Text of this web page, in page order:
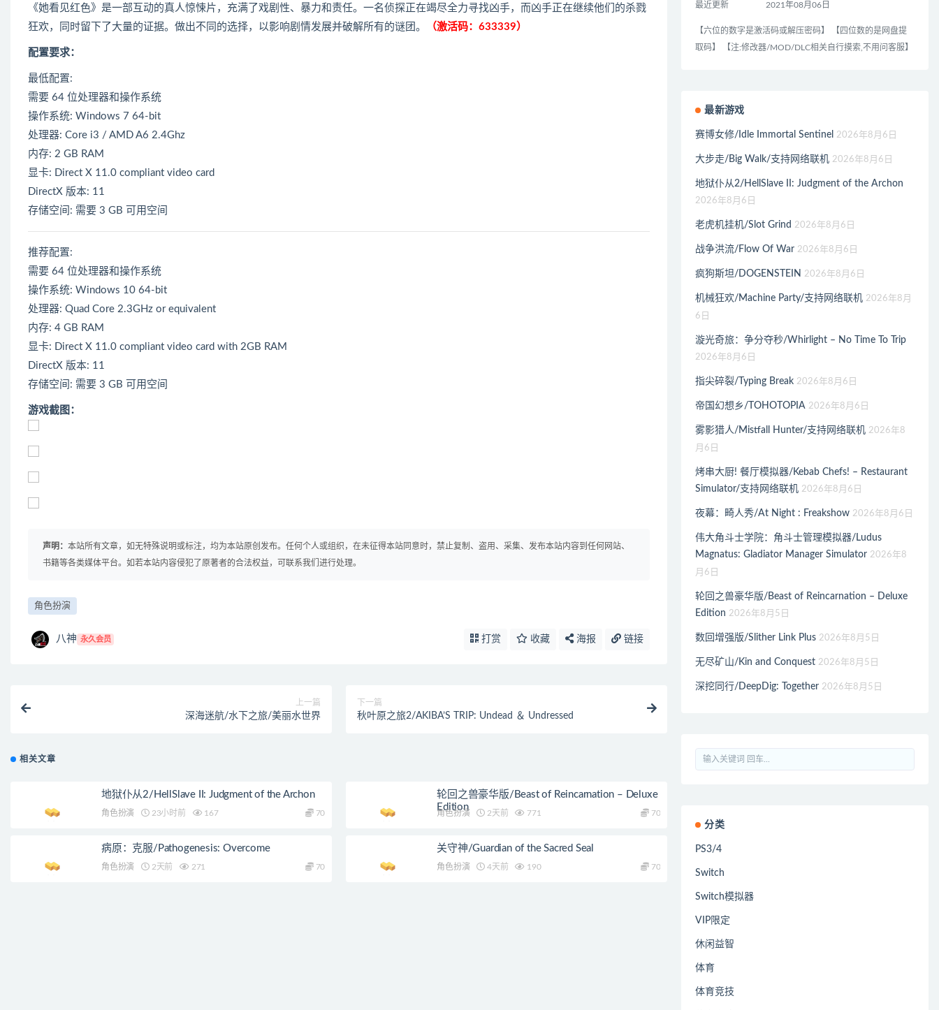
《她看见红色》是一部互动的真人惊悚片，充满了戏剧性、暴力和责任。一名侦探正在竭尽全力寻找凶手，而凶手正在继续他们的杀戮
狂欢，同时留下了大量的证据。做出不同的选择，以影响剧情发展并破解所有的谜团。
（激活码：633339）
配置要求：
最低配置:
需要 64 位处理器和操作系统
操作系统: Windows 7 64-bit
处理器: Core i3 / AMD A6 2.4Ghz
内存: 2 GB RAM
显卡: Direct X 11.0 compliant video card
DirectX 版本: 11
存储空间: 需要 3 GB 可用空间
推荐配置:
需要 64 位处理器和操作系统
操作系统: Windows 10 64-bit
处理器: Quad Core 2.3GHz or equivalent
内存: 4 GB RAM
显卡: Direct X 11.0 compliant video card with 2GB RAM
DirectX 版本: 11
存储空间: 需要 3 GB 可用空间
游戏截图：
声明： 本站所有文章，如无特殊说明或标注，均为本站原创发布。任何个人或组织，在未征得本站同意时，禁止复制、盗用、采集、发布本站内容到任何网站、
书籍等各类媒体平台。如若本站内容侵犯了原著者的合法权益，可联系我们进行处理。
角色扮演
八神 永久会员 打赏 收藏 海报 链接
上一篇
深海迷航/水下之旅/美丽水世界
下一篇
秋叶原之旅2/AKIBA’S TRIP: Undead ＆ Undressed
相关文章
地狱仆从2/HellSlave II: Judgment of the Archon
角色扮演 23小时前 167 70
轮回之兽豪华版/Beast of Reincarnation – Deluxe
Edition
角色扮演 2天前 771 70
病原：克服/Pathogenesis: Overcome
角色扮演 2天前 271 70
关守神/Guardian of the Sacred Seal
角色扮演 4天前 190 70
最近更新 2021年08月06日
【六位的数字是激活码或解压密码】 【四位数的是网盘提
取码】 【注:修改器/MOD/DLC相关自行摸索,不用问客服】
最新游戏
赛博女修/Idle Immortal Sentinel 2026年8月6日
大步走/Big Walk/支持网络联机 2026年8月6日
地狱仆从2/HellSlave II: Judgment of the Archon
2026年8月6日
老虎机挂机/Slot Grind 2026年8月6日
战争洪流/Flow Of War 2026年8月6日
疯狗斯坦/DOGENSTEIN 2026年8月6日
机械狂欢/Machine Party/支持网络联机 2026年8月
6日
漩光奇旅：争分夺秒/Whirlight – No Time To Trip
2026年8月6日
指尖碎裂/Typing Break 2026年8月6日
帝国幻想乡/TOHOTOPIA 2026年8月6日
雾影猎人/Mistfall Hunter/支持网络联机 2026年8
月6日
烤串大厨! 餐厅模拟器/Kebab Chefs! – Restaurant
Simulator/支持网络联机 2026年8月6日
夜幕：畸人秀/At Night : Freakshow 2026年8月6日
伟大角斗士学院：角斗士管理模拟器/Ludus
Magnatus: Gladiator Manager Simulator 2026年8
月6日
轮回之兽豪华版/Beast of Reincarnation – Deluxe
Edition 2026年8月5日
数回增强版/Slither Link Plus 2026年8月5日
无尽矿山/Kin and Conquest 2026年8月5日
深挖同行/DeepDig: Together 2026年8月5日
分类
PS3/4
Switch
Switch模拟器
VIP限定
休闲益智
体育
体育竞技